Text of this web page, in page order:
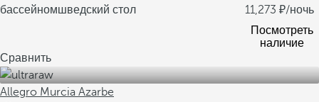
бассейномшведский стол
11,273
/ночь
Посмотреть
наличие
Сравнить
Allegro Murcia Azarbe